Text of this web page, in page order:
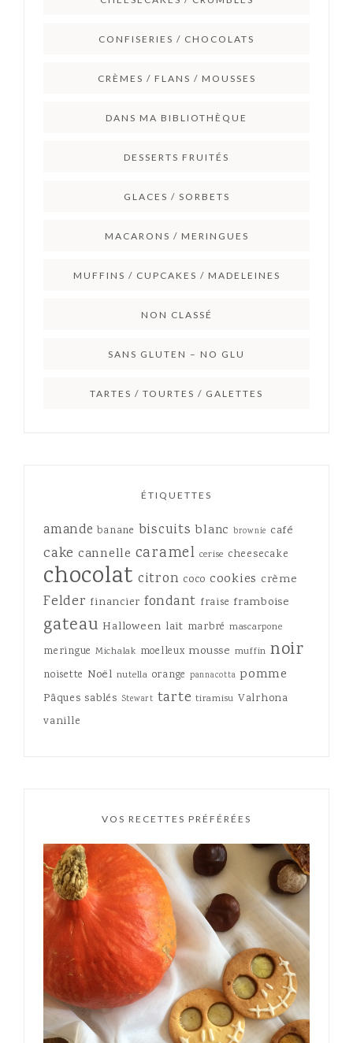
CONFISERIES / CHOCOLATS
CRÈMES / FLANS / MOUSSES
DANS MA BIBLIOTHÈQUE
DESSERTS FRUITÉS
GLACES / SORBETS
MACARONS / MERINGUES
MUFFINS / CUPCAKES / MADELEINES
NON CLASSÉ
SANS GLUTEN – NO GLU
TARTES / TOURTES / GALETTES
ÉTIQUETTES
amande banane biscuits blanc brownie café
cake cannelle caramel cerise cheesecake
chocolat citron coco cookies crème
Felder financier fondant fraise framboise
gateau Halloween lait marbré mascarpone
meringue Michalak moelleux mousse muffin noir
noisette Noël nutella orange pannacotta pomme
Pâques sablés Stewart tarte tiramisu Valrhona
vanille
VOS RECETTES PRÉFÉRÉES